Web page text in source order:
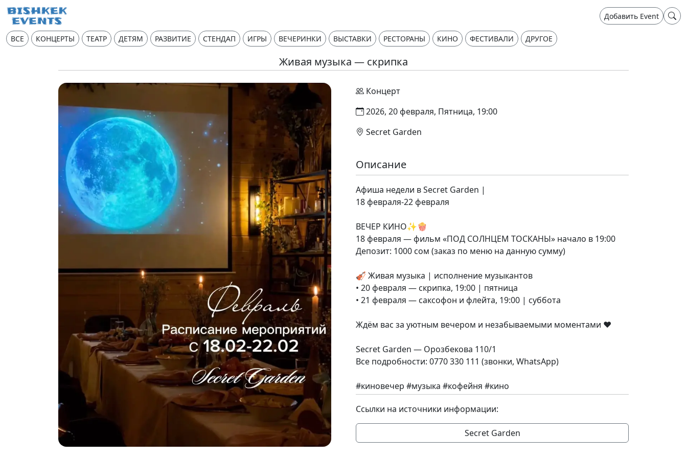
Добавить Event
ВСЕ КОНЦЕРТЫ ТЕАТР ДЕТЯМ РАЗВИТИЕ СТЕНДАП ИГРЫ ВЕЧЕРИНКИ ВЫСТАВКИ РЕСТОРАНЫ КИНО ФЕСТИВАЛИ ДРУГОЕ
Живая музыка — скрипка
Концерт
2026, 20 февраля, Пятница, 19:00
Secret Garden
Описание
Афиша недели в Secret Garden |
18 февраля-22 февраля
ВЕЧЕР КИНО✨🍿
18 февраля — фильм «ПОД СОЛНЦЕМ ТОСКАНЫ» начало в 19:00
Депозит: 1000 сом (заказ по меню на данную сумму)
🎻 Живая музыка | исполнение музыкантов
• 20 февраля — скрипка, 19:00 | пятница
• 21 февраля — саксофон и флейта, 19:00 | суббота
Ждём вас за уютным вечером и незабываемыми моментами ❤️
Secret Garden — Орозбекова 110/1
Все подробности: 0770 330 111 (звонки, WhatsApp)
#киновечер #музыка #кофейня #кино
Ссылки на источники информации:
Secret Garden